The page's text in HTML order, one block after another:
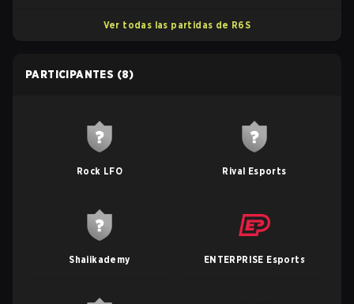
Ver todas las partidas de R6S
PARTICIPANTES (8)
Rock LFO Rival Esports
Shaiikademy ENTERPRISE Esports